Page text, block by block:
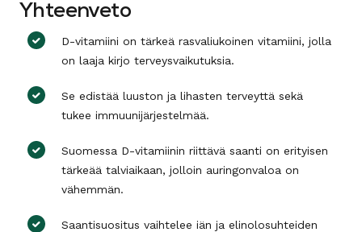
Yhteenveto
D-vitamiini on tärkeä rasvaliukoinen vitamiini, jolla
on laaja kirjo terveysvaikutuksia.
Se edistää luuston ja lihasten terveyttä sekä
tukee immuunijärjestelmää.
Suomessa D-vitamiinin riittävä saanti on erityisen
tärkeää talviaikaan, jolloin auringonvaloa on
vähemmän.
Saantisuositus vaihtelee iän ja elinolosuhteiden